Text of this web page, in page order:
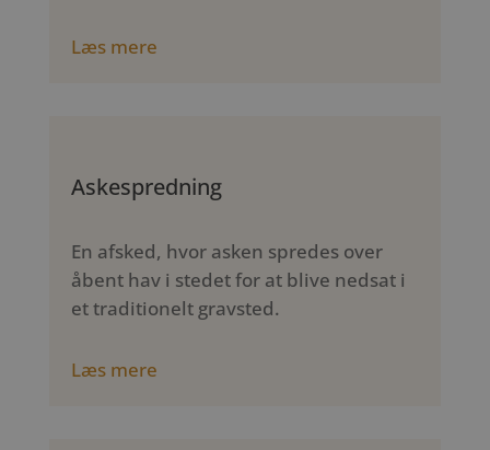
Læs mere
Askespredning
En afsked, hvor asken spredes over
åbent hav i stedet for at blive nedsat i
et traditionelt gravsted.
Læs mere